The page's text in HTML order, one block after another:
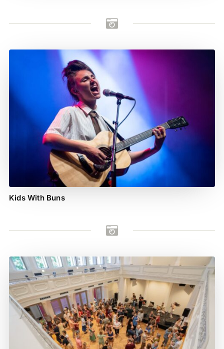

Kids With Buns
